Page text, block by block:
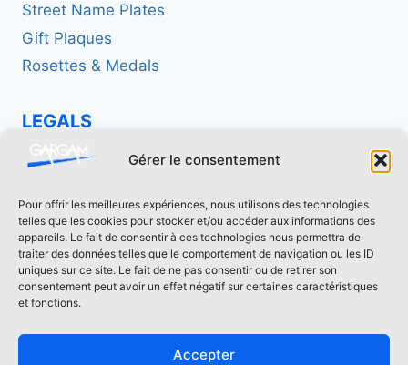
Gérer le consentement
Pour offrir les meilleures expériences, nous utilisons des technologies
telles que les cookies pour stocker et/ou accéder aux informations des
appareils. Le fait de consentir à ces technologies nous permettra de
traiter des données telles que le comportement de navigation ou les ID
uniques sur ce site. Le fait de ne pas consentir ou de retirer son
consentement peut avoir un effet négatif sur certaines caractéristiques
et fonctions.
Accepter
Street Name Plates
Gift Plaques
Rosettes & Medals
LEGALS
Politique de confidentialité
CONTACT US
contact[at]fonderie-gargam.fr
02 41 94 16 66